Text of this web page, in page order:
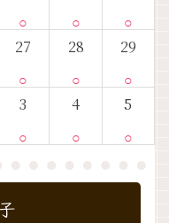
○ ○ ○
27
○
28
○
29
○
3
○
4
○
5
○